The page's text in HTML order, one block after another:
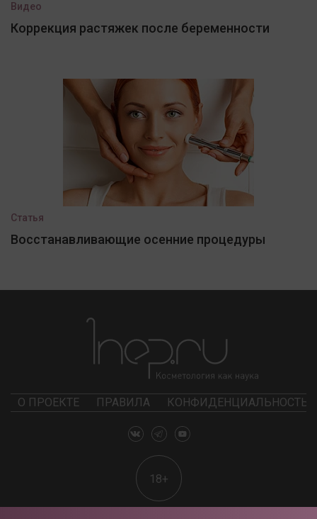
Видео
Коррекция растяжек после беременности
Статья
Восстанавливающие осенние процедуры
О ПРОЕКТЕ ПРАВИЛА КОНФИДЕНЦИАЛЬНОСТЬ
18+